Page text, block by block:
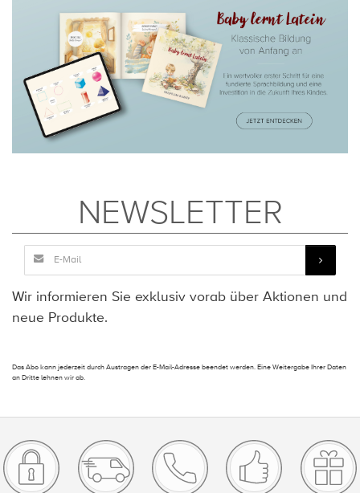
NEWSLETTER
Wir informieren Sie exklusiv vorab über Aktionen und
neue Produkte.
Das Abo kann jederzeit durch Austragen der E-Mail-Adresse beendet werden. Eine Weitergabe Ihrer Daten
an Dritte lehnen wir ab.